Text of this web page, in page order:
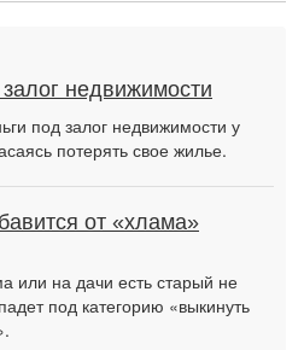
недвижимости
под залог недвижимости у
потерять свое жилье.
от «хлама»
или на дачи есть старый не
под категорию «выкинуть